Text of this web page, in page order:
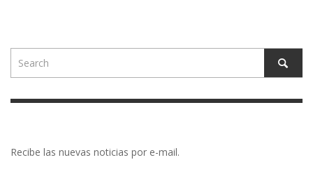
Recibe las nuevas noticias por e-mail.